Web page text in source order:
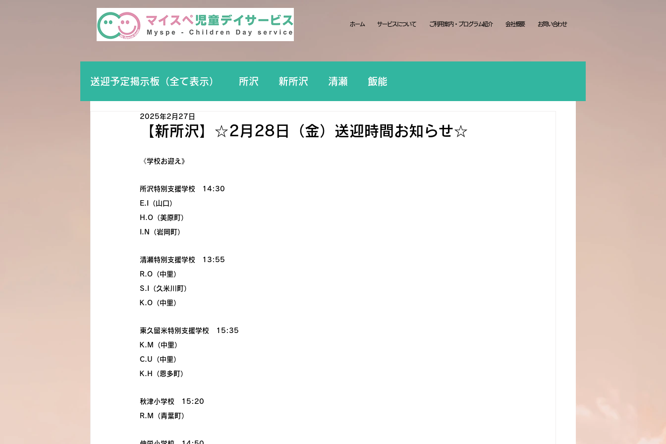
ホーム サービスについて ご利用案内・プログラム紹介 会社概要 お問い合わせ
送迎予定掲示板（全て表示） 所沢 新所沢 清瀬 飯能
【新所沢】☆2月28日（金）送迎時間お知らせ☆
2025年2月27日
《学校お迎え》
所沢特別支援学校　14:30
E.I（山口）
H.O（美原町）
I.N（岩岡町）
清瀬特別支援学校　13:55
R.O（中里）
S.I（久米川町）
K.O（中里）
東久留米特別支援学校　15:35
K.M（中里）
C.U（中里）
K.H（恩多町）
秋津小学校　15:20
R.M（青葉町）